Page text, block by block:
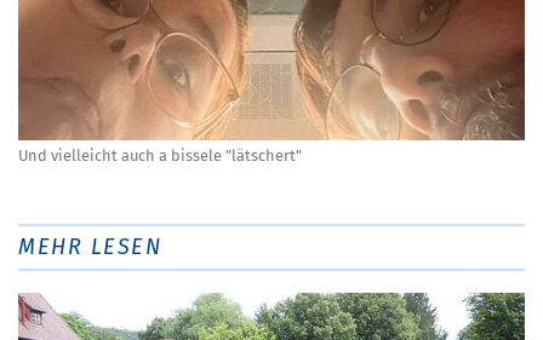
Und vielleicht auch a bissele "lätschert"
MEHR LESEN